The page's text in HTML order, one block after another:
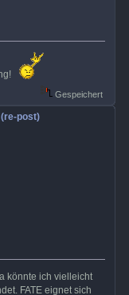
Gespeichert
post)
könnte ich vielleicht
FATE eignet sich